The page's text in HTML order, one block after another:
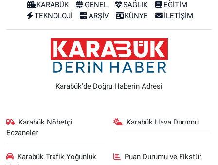
KARABÜK GENEL SAĞLIK
EĞİTİM
TEKNOLOJİ
ARŞİV KÜNYE İLETİŞİM
Karabük'de Doğru Haberin Adresi
Karabük Nöbetçi
Eczaneler
Karabük Hava Durumu
Karabük Trafik Yoğunluk
Puan Durumu ve Fikstür